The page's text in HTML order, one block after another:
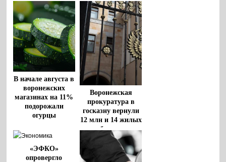
В начале августа в
воронежских
магазинах на 11%
подорожали
огурцы
Воронежская
прокуратура в
госказну вернули
12 млн и 14 жилых
объектов
«ЭФКО»
опровергло